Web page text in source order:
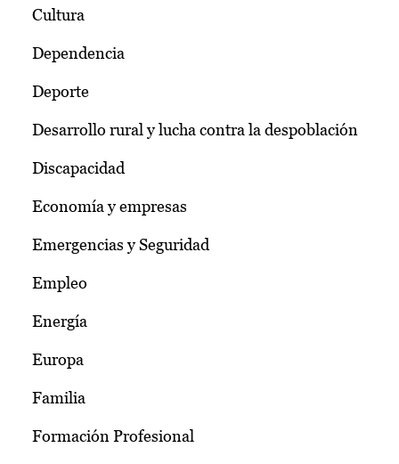
Cultura
Dependencia
Deporte
Desarrollo rural y lucha contra la despoblación
Discapacidad
Economía y empresas
Emergencias y Seguridad
Empleo
Energía
Europa
Familia
Formación Profesional